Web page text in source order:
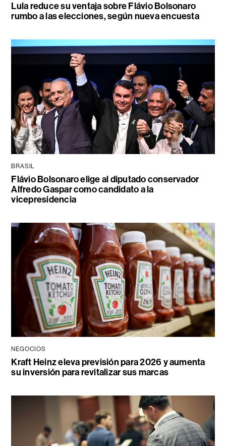
Lula reduce su ventaja sobre Flávio Bolsonaro
rumbo a las elecciones, según nueva encuesta
BRASIL
Flávio Bolsonaro elige al diputado conservador
Alfredo Gaspar como candidato a la
vicepresidencia
NEGOCIOS
Kraft Heinz eleva previsión para 2026 y aumenta
su inversión para revitalizar sus marcas